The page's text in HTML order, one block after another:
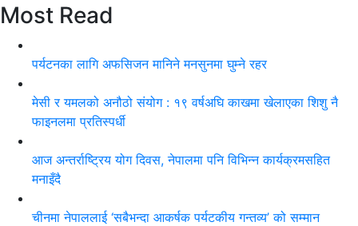
Most Read
पर्यटनका लागि अफसिजन मानिने मनसुनमा घुम्ने रहर
मेसी र यमलको अनौठो संयोग : १९ वर्षअघि काखमा खेलाएका शिशु नै
फाइनलमा प्रतिस्पर्धी
आज अन्तर्राष्ट्रिय योग दिवस, नेपालमा पनि विभिन्न कार्यक्रमसहित
मनाइँदै
चीनमा नेपाललाई ‘सबैभन्दा आकर्षक पर्यटकीय गन्तव्य’ को सम्मान